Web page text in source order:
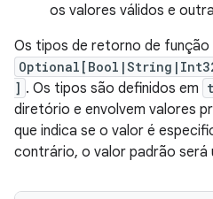
os valores válidos e
Os tipos de retorno de função
] . Os tipos são definidos em
diretório e envolvem valores
que indica se o valor é
contrário, o valor padrão será